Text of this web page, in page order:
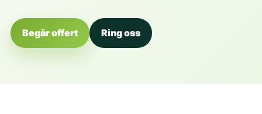
Begär offert Ring oss